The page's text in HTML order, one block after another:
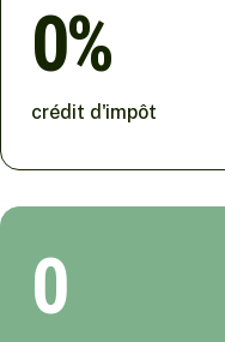
0
crédit d'impôt
0